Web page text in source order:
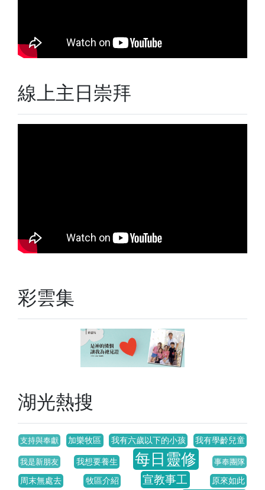
線上主日崇拜
彩雲集
湖光熱搜
支持與奉獻 加樂牧區 我有六歲以下的小孩 我有學齡兒童
我是新朋友 我想要養生 每日靈修 事奉團隊
周末無處去 牧區介紹 宣教事工 原來如此